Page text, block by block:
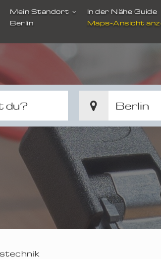
Mein Standort
Berlin
In der Nähe Guide
Maps-Ansicht